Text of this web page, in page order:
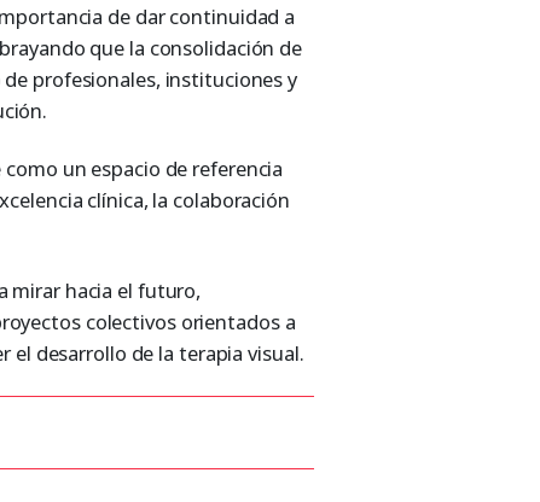
de dar continuidad a
que la consolidación de
profesionales, instituciones y
un espacio de referencia
clínica, la colaboración
mirar hacia el futuro,
colectivos orientados a
el desarrollo de la terapia visual.